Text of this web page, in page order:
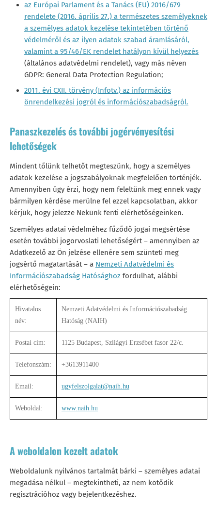
az Európai Parlament és a Tanács (EU) 2016/679
rendelete (2016. április 27.) a természetes személyeknek
a személyes adatok kezelése tekintetében történő
védelméről és az ilyen adatok szabad áramlásáról,
valamint a 95/46/EK rendelet hatályon kívül helyezés
(általános adatvédelmi rendelet), vagy más néven
GDPR: General Data Protection Regulation;
2011. évi CXII. törvény (Infotv.) az információs
önrendelkezési jogról és információszabadságról.
Panaszkezelés és további jogérvényesítési
lehetőségek
Mindent tőlünk telhetőt megteszünk, hogy a személyes
adatok kezelése a jogszabályoknak megfelelően történjék.
Amennyiben úgy érzi, hogy nem feleltünk meg ennek vagy
bármilyen kérdése merülne fel ezzel kapcsolatban, akkor
kérjük, hogy jelezze Nekünk fenti elérhetőségeinken.
Személyes adatai védelméhez fűződő jogai megsértése
esetén további jogorvoslati lehetőségért – amennyiben az
Adatkezelő az Ön jelzése ellenére sem szünteti meg
jogsértő magatartását – a Nemzeti Adatvédelmi és
Információszabadság Hatósághoz fordulhat, alábbi
elérhetőségein:
Hivatalos
név:
Nemzeti Adatvédelmi és Információszabadság
Hatóság (NAIH)
Postai cím: 1125 Budapest, Szilágyi Erzsébet fasor 22/c.
Telefonszám: +3613911400
Email: ugyfelszolgalat@naih.hu
Weboldal: www.naih.hu
A weboldalon kezelt adatok
Weboldalunk nyilvános tartalmát bárki – személyes adatai
megadása nélkül – megtekintheti, az nem kötődik
regisztrációhoz vagy bejelentkezéshez.